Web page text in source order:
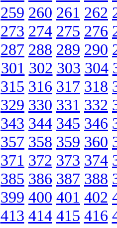
259 260 261 262
273 274 275 276
287 288 289 290
301 302 303 304
315 316 317 318
329 330 331 332
343 344 345 346
357 358 359 360
371 372 373 374
385 386 387 388
399 400 401 402
413 414 415 416